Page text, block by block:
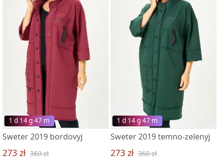
1 d 14 g 47 m
Sweter 2019 bordovyj
273 zł 360 zł
1 d 14 g 47 m
Sweter 2019 temno-zelenyj
273 zł 360 zł